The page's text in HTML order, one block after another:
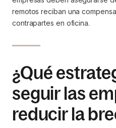
remotos reciban una
contrapartes en oficina.
¿Qué
seguir las
reducir la